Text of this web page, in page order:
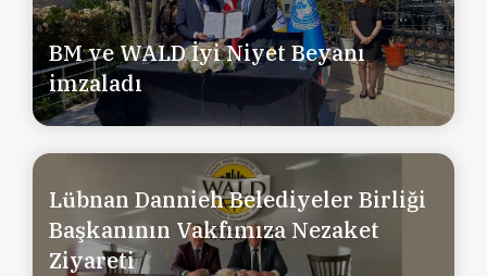
BM ve WALD İyi Niyet Beyanı
imzaladı
Lübnan Dannieh Belediyeler Birliği
Başkanının Vakfımıza Nezaket
Ziyareti